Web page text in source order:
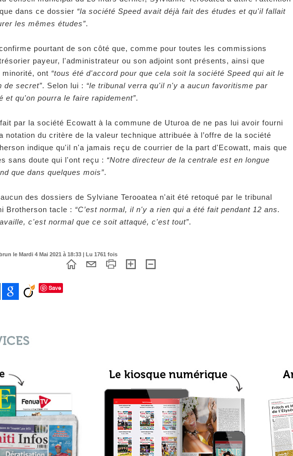
dans ce dossier “la société Speed avait déjà fait des études et qu'il fallait
les mêmes études”.
pourtant de son côté que, comme pour toutes les commissions
payeur, l'administrateur ou son adjoint sont présents, ainsi que
minorité, ont “tous été d'accord pour que cela soit la société Speed qui ait le
de secret”. Selon lui : “le tribunal verra qu'il n'y a aucun favoritisme par
et qu'on pourra le faire rapidement”.
par la société Ecowatt à la commune de Uturoa de ne pas lui avoir fourni
notation du critère de la valeur technique attribuée à l’offre de la société
indique qu'il n'a jamais reçu de courrier de la part d'Ecowatt, mais que
sans doute qui l'ont reçu : “Notre directeur de la centrale est en longue
que dans quelques mois”.
des dossiers de Sylviane Terooatea n'ait été retoqué par le tribunal
Brotherson tacle : “C’est normal, il n'y a rien qui a été fait pendant 12 ans.
c'est normal que ce soit attaqué, c'est tout”.
le Mardi 4 Mai 2021 à 18:33 | Lu 1761 fois
Save